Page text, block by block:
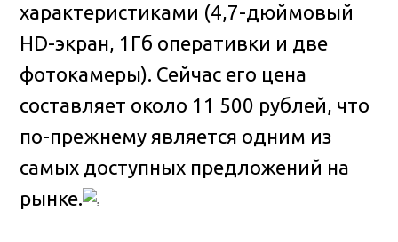
характеристиками (4,7-дюймовый
HD-экран, 1Гб оперативки и две
фотокамеры). Сейчас его цена
составляет около 11 500 рублей, что
по-прежнему является одним из
самых доступных предложений на
рынке.